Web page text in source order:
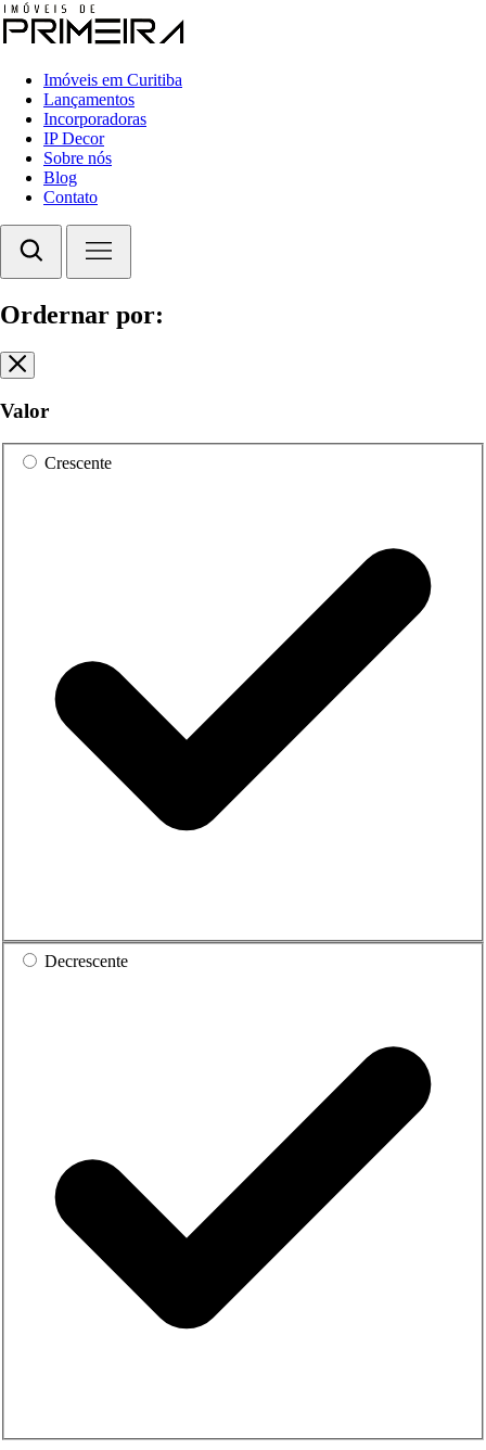
Imóveis em Curitiba
Lançamentos
Incorporadoras
IP Decor
Sobre nós
Blog
Contato
Ordernar por:
Valor
Crescente
Decrescente